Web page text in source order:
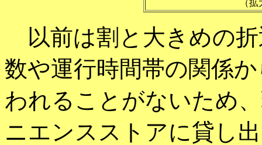
（
以前は割と大きめの
数や運行時間帯の関係
われることがないため
ニエンスストアに貸し